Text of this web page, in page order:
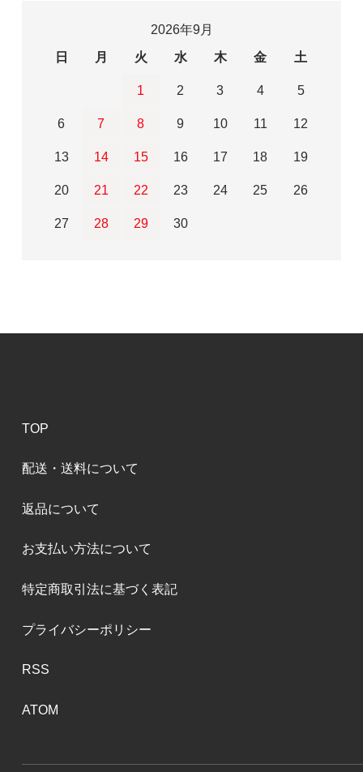
2026年9月
日
月 火 水 木 金 土
1 2 3 4 5
6 7 8 9 10 11 12
13 14 15 16 17 18 19
20 21 22 23 24 25 26
27 28 29 30
TOP
配送・送料について
返品について
お支払い方法について
特定商取引法に基づく表記
プライバシーポリシー
RSS
ATOM